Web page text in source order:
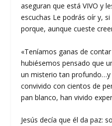
aseguran que está VIVO y
escuchas Le podrás oír y,
porque, aunque cueste
«Teníamos ganas de
hubiésemos pensado que
un misterio tan
convivido con cientos de
pan blanco, han vivido
Jesús decía que él da paz: